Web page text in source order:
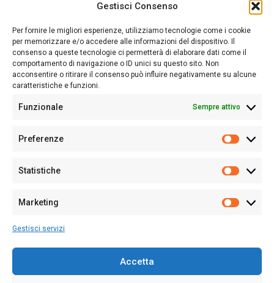
Gestisci Consenso
Per fornire le migliori esperienze, utilizziamo tecnologie come i cookie
per memorizzare e/o accedere alle informazioni del dispositivo. Il
consenso a queste tecnologie ci permetterà di elaborare dati come il
comportamento di navigazione o ID unici su questo sito. Non
acconsentire o ritirare il consenso può influire negativamente su alcune
caratteristiche e funzioni.
Funzionale Sempre attivo
Preferenze
Statistiche
Marketing
Gestisci servizi
Accetta
Sardegna Ieri-Oggi-Domani nasce per informare “liberamente” i
lettori su quanto accade in Sardegna, con un occhio rivolto al
nostro passato e, soprattutto, al nostro futuro
Follow Us
Sede:Via Cristoforo Colombo 09013 Carbonia
Partita IVA02270380922
128/2020 del 10/02/2020
Per la Pubblicità: